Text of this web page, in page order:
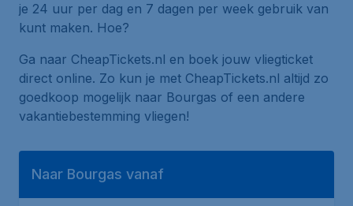
je 24 uur per dag en 7 dagen per week gebruik van
kunt maken. Hoe?
Ga naar CheapTickets.nl en boek jouw vliegticket
direct online. Zo kun je met CheapTickets.nl altijd zo
goedkoop mogelijk naar Bourgas of een andere
vakantiebestemming vliegen!
Naar Bourgas vanaf